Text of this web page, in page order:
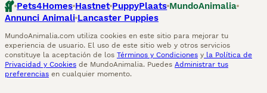
Pets4Homes Hastnet PuppyPlaats MundoAnimalia
Annunci Animali Lancaster Puppies
MundoAnimalia.com utiliza cookies en este sitio para mejorar tu
experiencia de usuario. El uso de este sitio web y otros servicios
constituye la aceptación de los Términos y Condiciones y la Política de
Privacidad y Cookies de MundoAnimalia. Puedes Administrar tus
preferencias en cualquier momento.